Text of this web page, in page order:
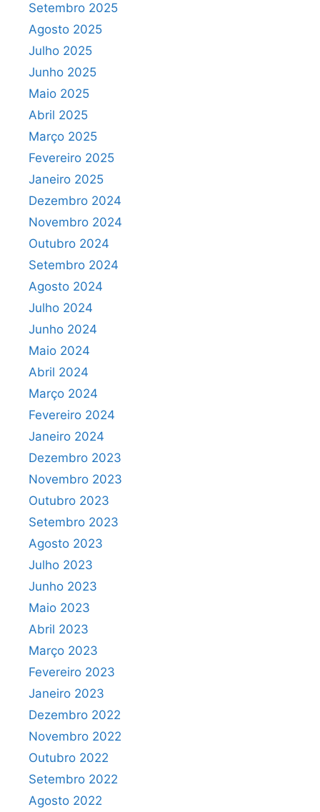
Setembro 2025
Agosto 2025
Julho 2025
Junho 2025
Maio 2025
Abril 2025
Março 2025
Fevereiro 2025
Janeiro 2025
Dezembro 2024
Novembro 2024
Outubro 2024
Setembro 2024
Agosto 2024
Julho 2024
Junho 2024
Maio 2024
Abril 2024
Março 2024
Fevereiro 2024
Janeiro 2024
Dezembro 2023
Novembro 2023
Outubro 2023
Setembro 2023
Agosto 2023
Julho 2023
Junho 2023
Maio 2023
Abril 2023
Março 2023
Fevereiro 2023
Janeiro 2023
Dezembro 2022
Novembro 2022
Outubro 2022
Setembro 2022
Agosto 2022